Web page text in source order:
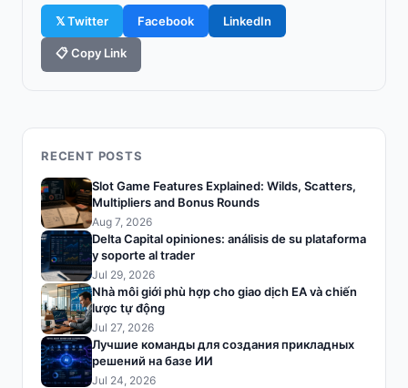
𝕏 Twitter Facebook LinkedIn
📋 Copy Link
RECENT POSTS
Slot Game Features Explained: Wilds, Scatters,
Multipliers and Bonus Rounds
Aug 7, 2026
Delta Capital opiniones: análisis de su plataforma
y soporte al trader
Jul 29, 2026
Nhà môi giới phù hợp cho giao dịch EA và chiến
lược tự động
Jul 27, 2026
Лучшие команды для создания прикладных
решений на базе ИИ
Jul 24, 2026